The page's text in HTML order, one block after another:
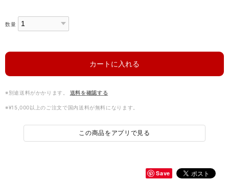
数量
カートに入れる
※別途送料がかかります。 送料を確認する
※¥15,000以上のご注文で国内送料が無料になります。
この商品をアプリで見る
Save